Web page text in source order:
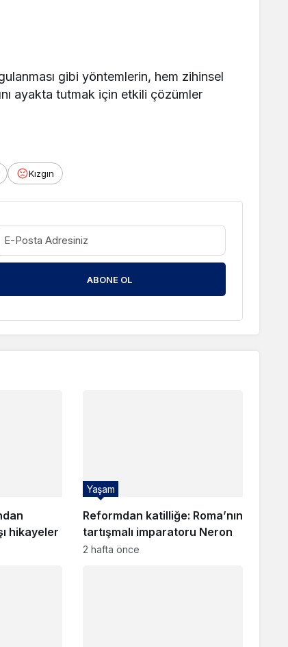
gibi yöntemlerin, hem zihinsel
ayakta tutmak için etkili çözümler
Kızgın
ABONE OL
hikayeler
Reformdan katilliğe: Roma’nın
tartışmalı imparatoru Neron
Yaşam
2 hafta önce